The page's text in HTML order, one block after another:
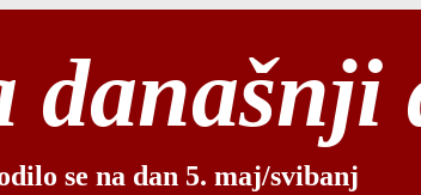
današnji
se na dan 5. maj/svibanj